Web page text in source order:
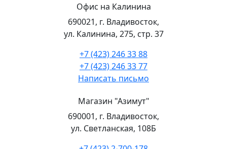
Офис на Калинина
690021, г. Владивосток,
ул. Калинина, 275, стр. 37
+7 (423) 246 33 88
+7 (423) 246 33 77
Написать письмо
Магазин "Азимут"
690001, г. Владивосток,
ул. Светланская, 108Б